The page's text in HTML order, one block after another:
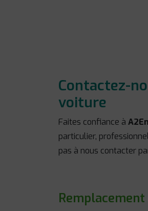
Contactez-
voiture
Faites confiance à
particulier,
pas à nous contacter